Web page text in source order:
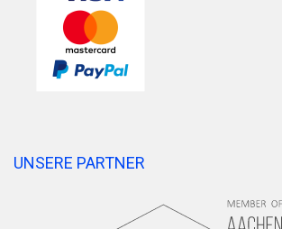
UNSERE PARTNER